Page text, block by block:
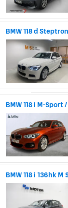
BMW 118 d
BMW 118 i M-
BMW 118 i 136hk